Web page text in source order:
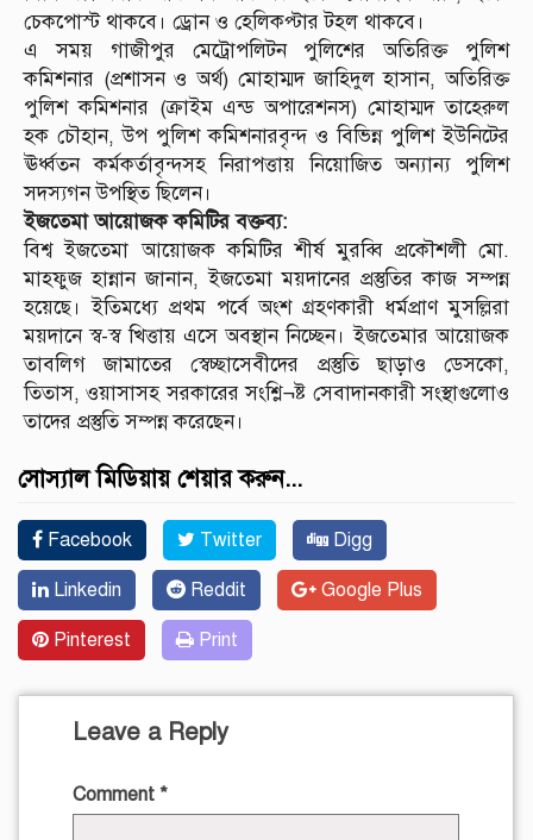
চেকপোস্ট থাকবে। ড্রোন ও হেলিকপ্টার টহল থাকবে।
এ সময় গাজীপুর মেট্রোপলিটন পুলিশের অতিরিক্ত পুলিশ
কমিশনার (প্রশাসন ও অর্থ) মোহাম্মদ জাহিদুল হাসান, অতিরিক্ত
পুলিশ কমিশনার (ক্রাইম এন্ড অপারেশনস) মোহাম্মদ তাহেরুল
হক চৌহান, উপ পুলিশ কমিশনারবৃন্দ ও বিভিন্ন পুলিশ ইউনিটের
ঊর্ধ্বতন কর্মকর্তাবৃন্দসহ নিরাপত্তায় নিয়োজিত অন্যান্য পুলিশ
সদস্যগন উপস্থিত ছিলেন।
ইজতেমা আয়োজক কমিটির বক্তব্য:
বিশ্ব ইজতেমা আয়োজক কমিটির শীর্ষ মুরব্বি প্রকৌশলী মো.
মাহফুজ হান্নান জানান, ইজতেমা ময়দানের প্রস্তুতির কাজ সম্পন্ন
হয়েছে। ইতিমধ্যে প্রথম পর্বে অংশ গ্রহণকারী ধর্মপ্রাণ মুসল্লিরা
ময়দানে স্ব-স্ব খিত্তায় এসে অবস্থান নিচ্ছেন। ইজতেমার আয়োজক
তাবলিগ জামাতের স্বেচ্ছাসেবীদের প্রস্তুতি ছাড়াও ডেসকো,
তিতাস, ওয়াসাসহ সরকারের সংশ্লি¬ষ্ট সেবাদানকারী সংস্থাগুলোও
তাদের প্রস্তুতি সম্পন্ন করেছেন।
সোস্যাল মিডিয়ায় শেয়ার করুন...
Facebook Twitter Digg
Linkedin Reddit Google Plus
Pinterest Print
Leave a Reply
Comment *